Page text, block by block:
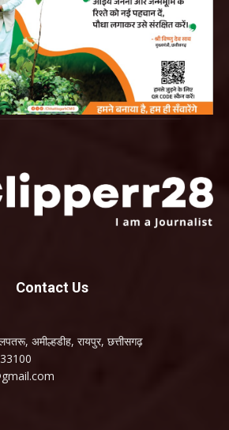
Contact Us
अमील्हडीह, रायपुर, छत्तीसगढ़